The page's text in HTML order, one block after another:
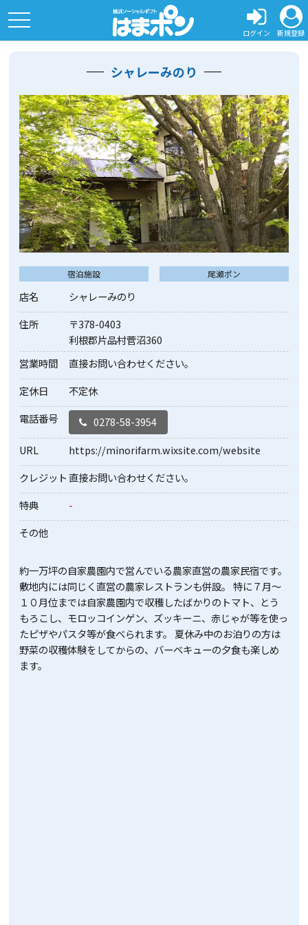
ログイン 新規登録
toggle
navigation
シャレーみのり
宿泊施設 尾瀬ポン
店名
シャレーみのり
住所
〒378-0403
利根郡片品村菅沼360
営業時間
直接お問い合わせください。
定休日
不定休
電話番号
0278-58-3954
URL
https://minorifarm.wixsite.com/website
クレジット 直接お問い合わせください。
特典
-
その他
約一万坪の自家農園内で営んでいる農家直営の農家民宿です。
敷地内には同じく直営の農家レストランも併設。 特に７月～
１０月位までは自家農園内で収穫したばかりのトマト、とう
もろこし、モロッコインゲン、ズッキーニ、赤じゃが等を使っ
たピザやパスタ等が食べられます。 夏休み中のお泊りの方は
野菜の収穫体験をしてからの、バーベキューの夕食も楽しめ
ます。